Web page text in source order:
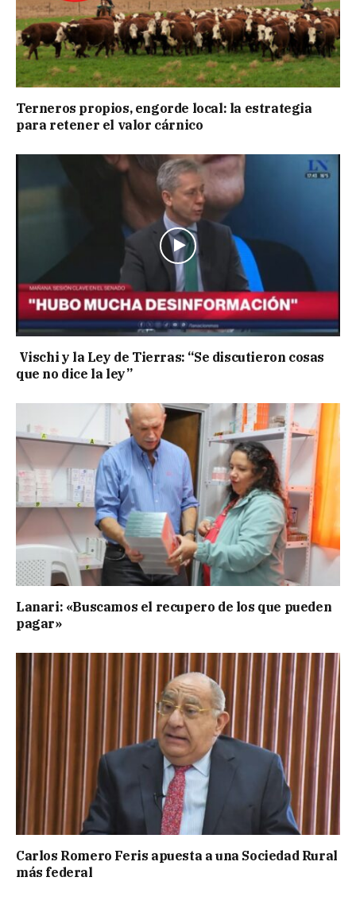
Terneros propios, engorde local: la estrategia
para retener el valor cárnico
Vischi y la Ley de Tierras: “Se discutieron cosas
que no dice la ley”
Lanari: «Buscamos el recupero de los que pueden
pagar»
Carlos Romero Feris apuesta a una Sociedad Rural
más federal